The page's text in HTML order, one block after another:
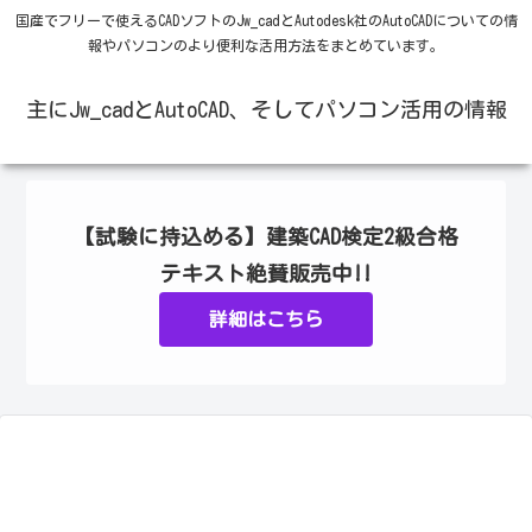
国産でフリーで使えるCADソフトのJw_cadとAutodesk社のAutoCADについての情
報やパソコンのより便利な活用方法をまとめています。
主にJw_cadとAutoCAD、そしてパソコン活用の情報
【試験に持込める】建築CAD検定2級合格
テキスト絶賛販売中!!
詳細はこちら